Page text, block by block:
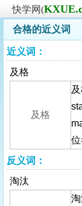
快学网(
合格的近义词
近义词：
及格
及格
反义词：
淘汰